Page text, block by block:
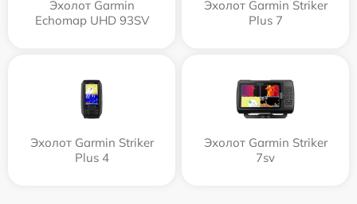
Эхолот Garmin
Echomap UHD 93SV
Эхолот Garmin Striker
Plus 7
Эхолот Garmin Striker
Plus 4
Эхолот Garmin Striker
7sv